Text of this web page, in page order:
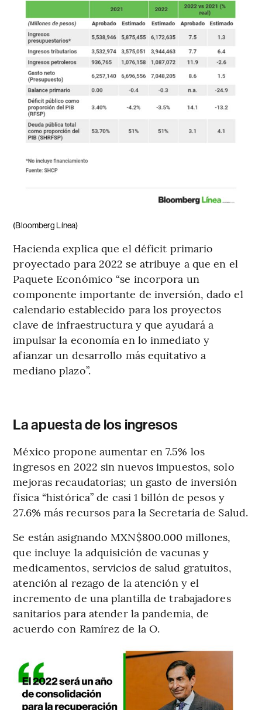
(Bloomberg Línea)
Hacienda explica que el déficit primario
proyectado para 2022 se atribuye a que en el
Paquete Económico “se incorpora un
componente importante de inversión, dado el
calendario establecido para los proyectos
clave de infraestructura y que ayudará a
impulsar la economía en lo inmediato y
afianzar un desarrollo más equitativo a
mediano plazo”.
La apuesta de los ingresos
México propone aumentar en 7.5% los
ingresos en 2022 sin nuevos impuestos, solo
mejoras recaudatorias; un gasto de inversión
física “histórica” de casi 1 billón de pesos y
27.6% más recursos para la Secretaría de Salud.
Se están asignando MXN$800.000 millones,
que incluye la adquisición de vacunas y
medicamentos, servicios de salud gratuitos,
atención al rezago de la atención y el
incremento de una plantilla de trabajadores
sanitarios para atender la pandemia, de
acuerdo con Ramírez de la O.